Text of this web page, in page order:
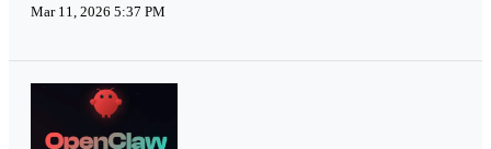
Mar 11, 2026 5:37 PM